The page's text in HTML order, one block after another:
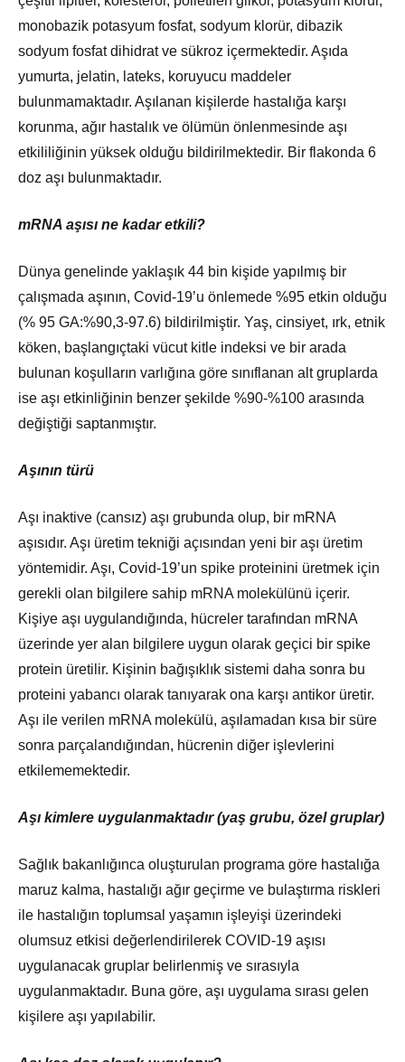
monobazik potasyum fosfat, sodyum klorür, dibazik
sodyum fosfat dihidrat ve sükroz içermektedir. Aşıda
yumurta, jelatin, lateks, koruyucu maddeler
bulunmamaktadır. Aşılanan kişilerde hastalığa karşı
korunma, ağır hastalık ve ölümün önlenmesinde aşı
etkililiğinin yüksek olduğu bildirilmektedir. Bir flakonda 6
doz aşı bulunmaktadır.
mRNA aşısı ne kadar etkili?
Dünya genelinde yaklaşık 44 bin kişide yapılmış bir
çalışmada aşının, Covid-19’u önlemede %95 etkin olduğu
(% 95 GA:%90,3-97.6) bildirilmiştir. Yaş, cinsiyet, ırk, etnik
köken, başlangıçtaki vücut kitle indeksi ve bir arada
bulunan koşulların varlığına göre sınıflanan alt gruplarda
ise aşı etkinliğinin benzer şekilde %90-%100 arasında
değiştiği saptanmıştır.
Aşının türü
Aşı inaktive (cansız) aşı grubunda olup, bir mRNA
aşısıdır. Aşı üretim tekniği açısından yeni bir aşı üretim
yöntemidir. Aşı, Covid-19’un spike proteinini üretmek için
gerekli olan bilgilere sahip mRNA molekülünü içerir.
Kişiye aşı uygulandığında, hücreler tarafından mRNA
üzerinde yer alan bilgilere uygun olarak geçici bir spike
protein üretilir. Kişinin bağışıklık sistemi daha sonra bu
proteini yabancı olarak tanıyarak ona karşı antikor üretir.
Aşı ile verilen mRNA molekülü, aşılamadan kısa bir süre
sonra parçalandığından, hücrenin diğer işlevlerini
etkilememektedir.
Aşı kimlere uygulanmaktadır (yaş grubu, özel gruplar)
Sağlık bakanlığınca oluşturulan programa göre hastalığa
maruz kalma, hastalığı ağır geçirme ve bulaştırma riskleri
ile hastalığın toplumsal yaşamın işleyişi üzerindeki
olumsuz etkisi değerlendirilerek COVID-19 aşısı
uygulanacak gruplar belirlenmiş ve sırasıyla
uygulanmaktadır. Buna göre, aşı uygulama sırası gelen
kişilere aşı yapılabilir.